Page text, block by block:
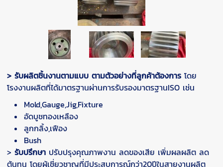
> รับผลิตชิ้นงานตามแบบ ตามตัวอย่างที่ลูกค้าต้องการโดย
โรงงานผลิตที่ได้มาตรฐานผ่านการรับรองมาตรฐานISO เช่น
Mold,Gauge,Jig,Fixture
อัดบูชทองเหลือง
ลูกกลิ้ง,เฟือง
Bush
>รับปรึกษา ปรับปรุงคุณภาพงาน ลดของเสีย เพิ่มผลผลิต ลด
ต้นทุน โดยผู้เชี่ยวชาญที่มีประสบการณ์กว่า20ปีในสายงานผลิต